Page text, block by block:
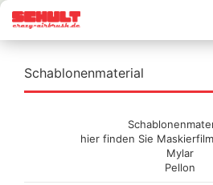
Schablonenmaterial
hier finden Sie
Mylar
Pellon